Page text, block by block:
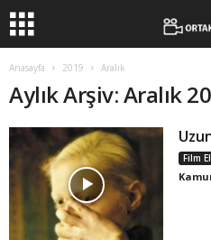
Anasayfa 2019 Aralık
Aylık Arşiv: Aralık
Film